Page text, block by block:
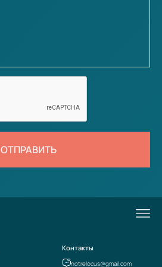
ОТПРАВИТЬ
Контакты
notrelocus@gmail.com